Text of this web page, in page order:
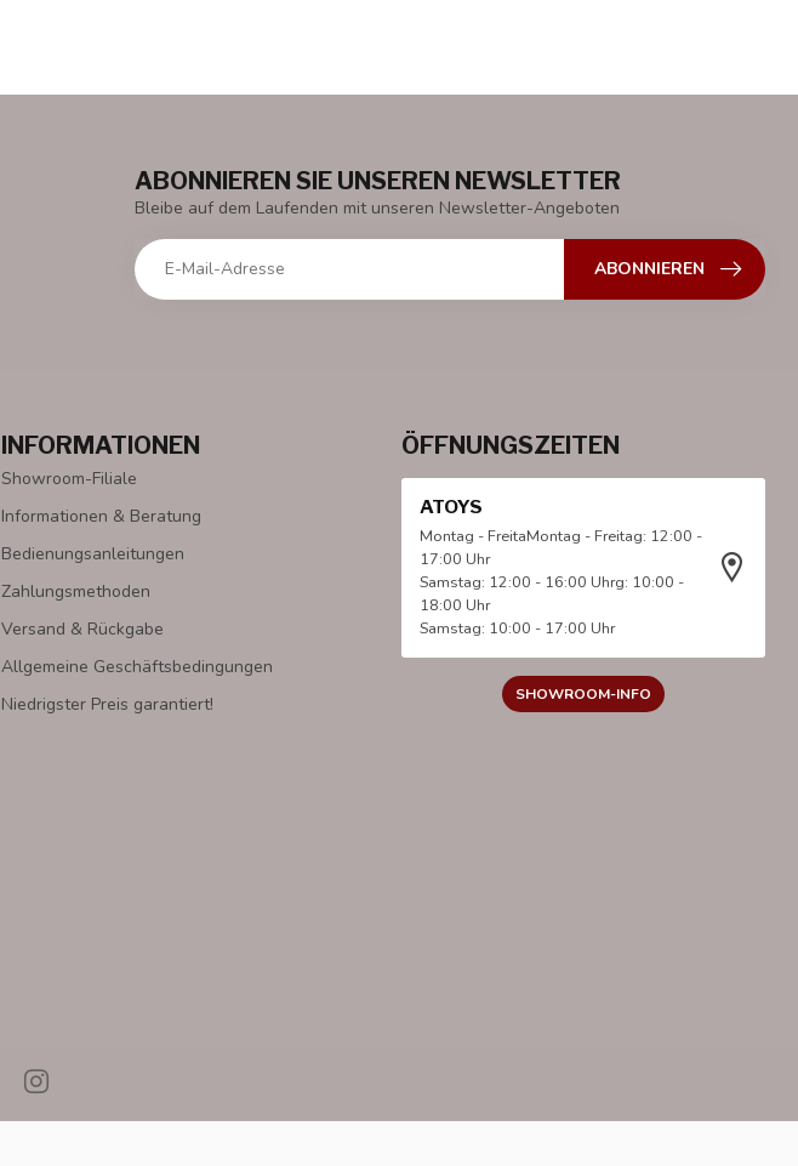
ABONNIEREN SIE UNSEREN NEWSLETTER
Bleibe auf dem Laufenden mit unseren Newsletter-Angeboten
ABONNIEREN
INFORMATIONEN
Showroom-Filiale
Informationen & Beratung
Bedienungsanleitungen
Zahlungsmethoden
Versand & Rückgabe
Allgemeine Geschäftsbedingungen
Niedrigster Preis garantiert!
ÖFFNUNGSZEITEN
ATOYS
Montag - FreitaMontag - Freitag: 12:00 -
17:00 Uhr
Samstag: 12:00 - 16:00 Uhrg: 10:00 -
18:00 Uhr
Samstag: 10:00 - 17:00 Uhr
SHOWROOM-INFO